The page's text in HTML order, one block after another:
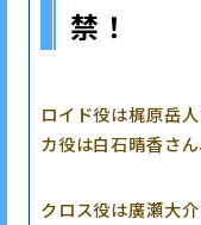
禁！
ロイド役は梶原岳
カ役は白石晴香さん
クロス役は廣瀬大